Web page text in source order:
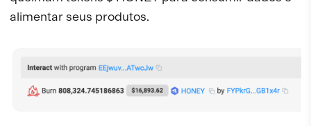
alimentar seus produtos.